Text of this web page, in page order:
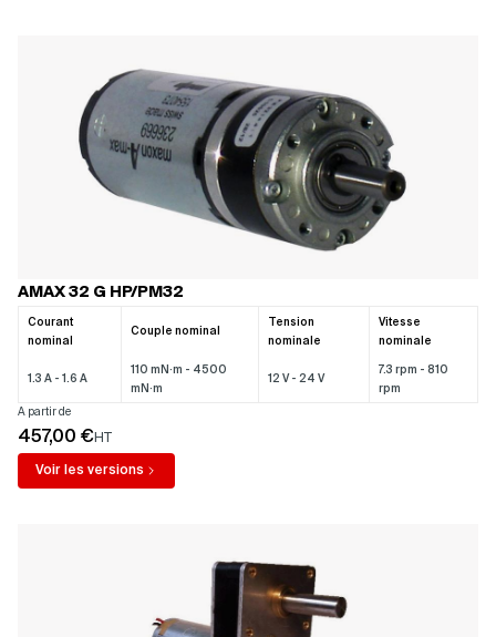
AMAX 32 G HP/PM32
Courant
nominal
Couple nominal
Tension
nominale
Vitesse
nominale
1.3 A - 1.6 A
110 mN·m - 4500
mN·m
12 V - 24 V
7.3 rpm - 810
rpm
A partir de
457,00 €HT
Voir les versions